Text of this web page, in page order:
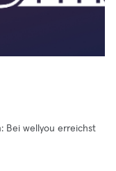
Bei wellyou erreichst